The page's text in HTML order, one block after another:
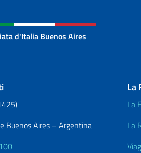
d'Italia Buenos Aires
Buenos Aires – Argentina
La
La
La